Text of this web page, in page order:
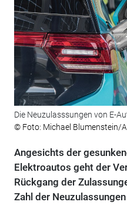
Die Neuzulasssungen von E-
© Foto: Michael Blumenstein/
Angesichts der
Elektroautos geht der
Rückgang der
Zahl der